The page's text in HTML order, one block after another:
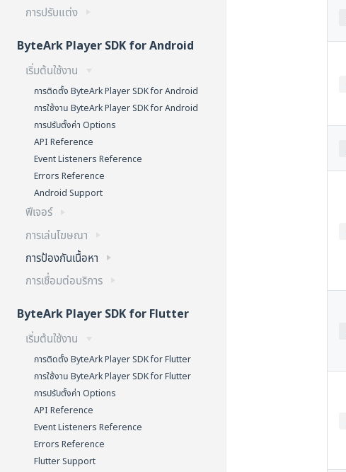
การปรับแต่ง
ByteArk Player SDK for Android
เริ่มต้นใช้งาน
การติดตั้ง ByteArk Player SDK for Android
การใช้งาน ByteArk Player SDK for Android
การปรับตั้งค่า Options
API Reference
Event Listeners Reference
Errors Reference
Android Support
ฟีเจอร์
การเล่นโฆษณา
การป้องกันเนื้อหา
การเชื่อมต่อบริการ
ByteArk Player SDK for Flutter
เริ่มต้นใช้งาน
การติดตั้ง ByteArk Player SDK for Flutter
การใช้งาน ByteArk Player SDK for Flutter
การปรับตั้งค่า Options
API Reference
Event Listeners Reference
Errors Reference
Flutter Support